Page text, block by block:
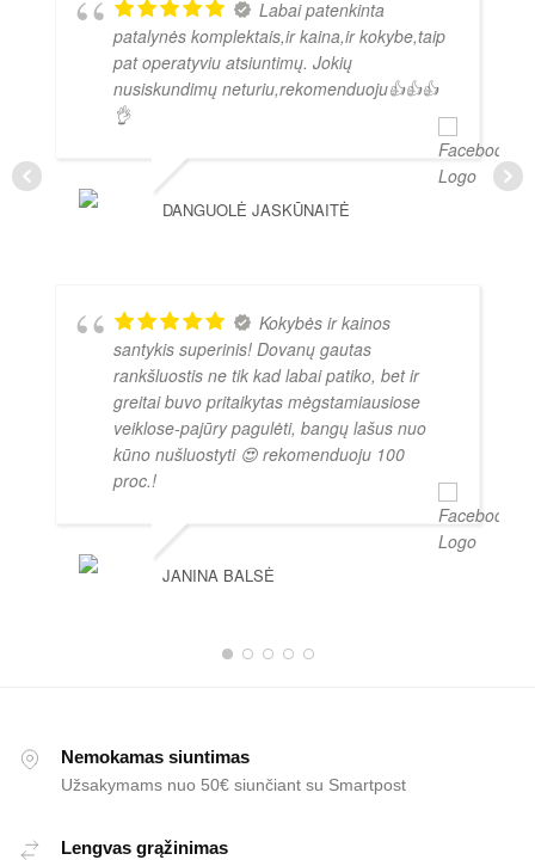
Labai patenkinta
patalynės komplektais,ir kaina,ir kokybe,taip
pat operatyviu atsiuntimų. Jokių
nusiskundimų neturiu,rekomenduoju👍👍👍
👌
DANGUOLĖ JASKŪNAITĖ
Kokybės ir kainos
santykis superinis! Dovanų gautas
rankšluostis ne tik kad labai patiko, bet ir
greitai buvo pritaikytas mėgstamiausiose
veiklose-pajūry pagulėti, bangų lašus nuo
kūno nušluostyti 😍 rekomenduoju 100
proc.!
JANINA BALSĖ
Nemokamas siuntimas
Užsakymams nuo 50€ siunčiant su Smartpost
Lengvas grąžinimas